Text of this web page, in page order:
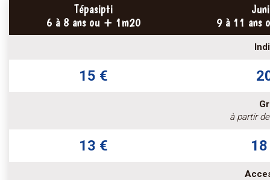
Tépasipti
6 à 8 ans ou + 1m20
9 à 11 ans
15 €
à partir
13 €